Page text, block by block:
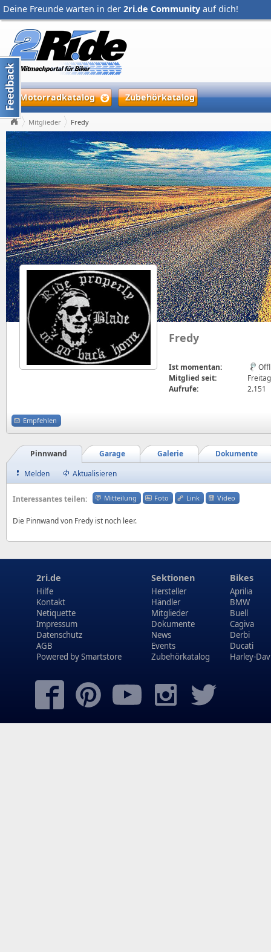
Deine Freunde warten in der 2ri.de Community auf dich!
Motorradkatalog Zubehörkatalog
Mitglieder Fredy
Fredy
Ist momentan:
Mitglied seit:
Aufrufe:
2.151
Empfehlen
Dokumente
Galerie
Garage
Pinnwand
Melden
Aktualisieren
Interessantes teilen: Mitteilung Foto Link Video
Die Pinnwand von Fredy ist noch leer.
2ri.de
Hilfe
Kontakt
Netiquette
Impressum
Datenschutz
AGB
Powered bySmartstore
Sektionen
Hersteller
Händler
Mitglieder
Dokumente
News
Events
Zubehörkatalog
Bikes
Aprilia
BMW
Buell
Cagiva
Derbi
Ducati
Harley-